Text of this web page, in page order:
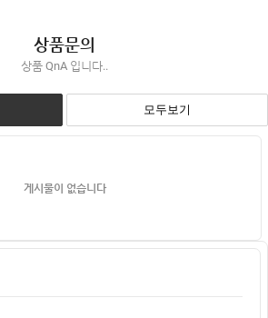
상품문의
상품 QnA 입니다..
모두보기
게시물이 없습니다